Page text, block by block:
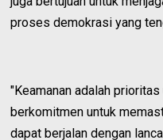
proses demokrasi yang
"Keamanan adalah
berkomitmen untuk
dapat berjalan dengan